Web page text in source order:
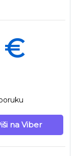
€
na Viber